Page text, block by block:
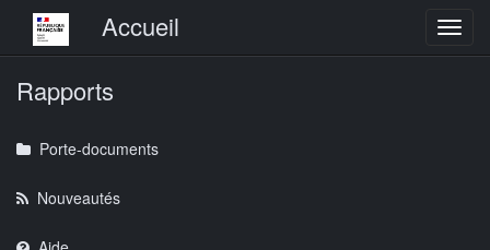
Menu principalAccueil
Rapports
Porte-documents
Nouveautés